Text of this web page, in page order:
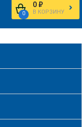
0
0 ₽
В КОРЗИНУ